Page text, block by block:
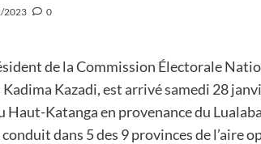
2023 0
de la Commission Électorale
Kazadi, est arrivé samedi 28
Haut-Katanga en provenance du
conduit dans 5 des 9 provinces de l’aire